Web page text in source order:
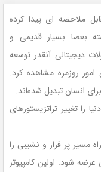
ملاحضه ای پیدا کرده
بعضا بسیار قدیمی و
دیجیتالی آنقدر توسعه
امور روزمره مشاهده کرد.
انسان تبدیل شده‌اند.
را تغییر تراتزیستورهای
مسیر پر فراز و نشیبی را
شود. اولین کامپیوتر